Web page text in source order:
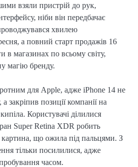
взяли пристрій до рук,
ніби він передбачає
хвилею
а повний старт продажів 16
в магазинах по всьому світу,
магію бренду.
для Apple, адже iPhone 14 не
закріпив позиції компанії на
Користувачі ділилися
Super Retina XDR робить
що ожила під пальцями. З
тільки посилилися, адже
часом.